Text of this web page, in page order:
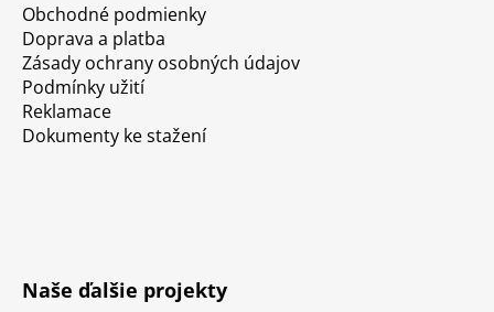
Obchodné podmienky
Doprava a platba
Zásady ochrany osobných údajov
Podmínky užití
Reklamace
Dokumenty ke stažení
Naše ďalšie projekty